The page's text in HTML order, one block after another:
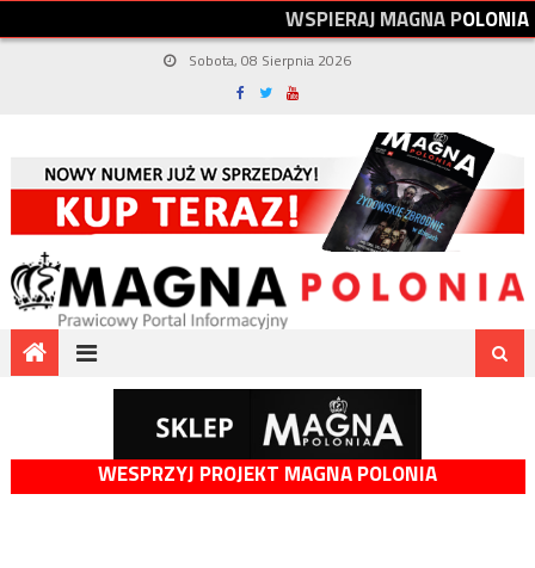
WSPIERAJMAGNAPOLONIA
Sobota, 08 Sierpnia 2026
WESPRZYJ PROJEKT MAGNA POLONIA